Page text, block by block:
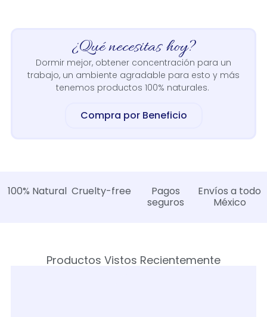
¿Qué necesitas hoy?
Dormir mejor, obtener concentración para un
trabajo, un ambiente agradable para esto y más
tenemos productos 100% naturales.
Compra por Beneficio
100% Natural Cruelty-free
Pagos
seguros
Envíos a todo
México
Productos Vistos Recientemente